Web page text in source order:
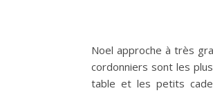
Noel approche à très
cordonniers sont les
table et les petits